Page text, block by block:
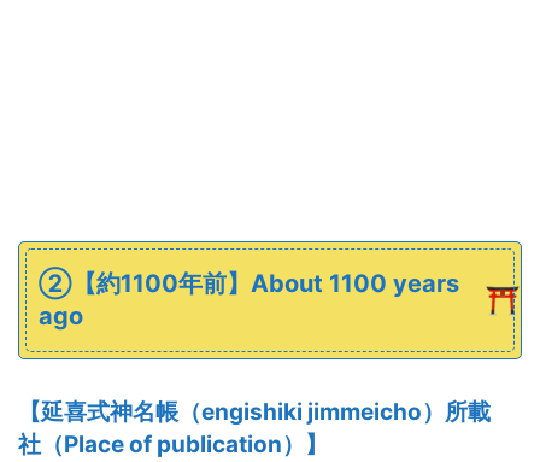
➁【約1100年前】About 1100 years
ago
【延喜式神名帳 （engishiki jimmeicho） 所載
社（Place of publication）
】